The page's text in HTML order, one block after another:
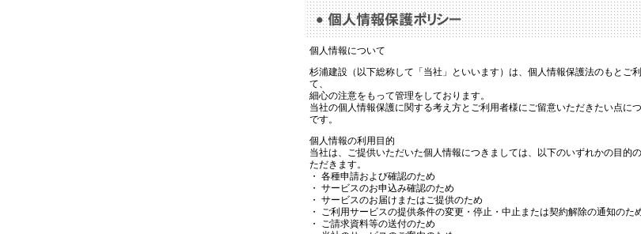
杉浦建設（以下総称して「当社」といいます）は、個人情報保護法のもとご
て、
細心の注意をもって管理をしております。
当社の個人情報保護に関する考え方とご利用者様にご留意いただきたい点に
です。
個人情報の利用目的
当社は、ご提供いただいた個人情報につきましては、以下のいずれかの目的
ただきます。
・ 各種申請および確認のため
・ サービスのお申込み確認のため
・ サービスのお届けまたはご提供のため
・ ご利用サービスの提供条件の変更・停止・中止または契約解除の通知のた
・ ご請求資料等の送付のため